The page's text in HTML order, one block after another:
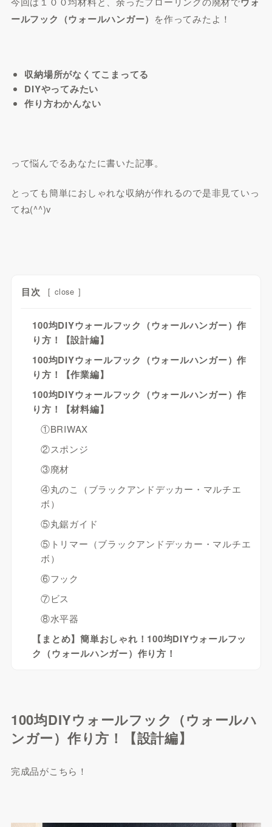
ールフック（ウォールハンガー） を作ってみたよ！
収納場所がなくてこまってる
DIYやってみたい
作り方わかんない
って悩んでるあなたに書いた記事。
とっても簡単におしゃれな収納が作れるので是非見ていっ
てね(^^)v
目次 [ close ]
100均DIYウォールフック（ウォールハンガー）作
り方！【設計編】
100均DIYウォールフック（ウォールハンガー）作
り方！【作業編】
100均DIYウォールフック（ウォールハンガー）作
り方！【材料編】
①BRIWAX
②スポンジ
③廃材
④丸のこ（ブラックアンドデッカー・マルチエ
ボ）
⑤丸鋸ガイド
⑤トリマー（ブラックアンドデッカー・マルチエ
ボ）
⑥フック
⑦ビス
⑧水平器
【まとめ】簡単おしゃれ！100均DIYウォールフッ
ク（ウォールハンガー）作り方！
100均DIYウォールフック（ウォールハ
ンガー）作り方！【設計編】
完成品がこちら！